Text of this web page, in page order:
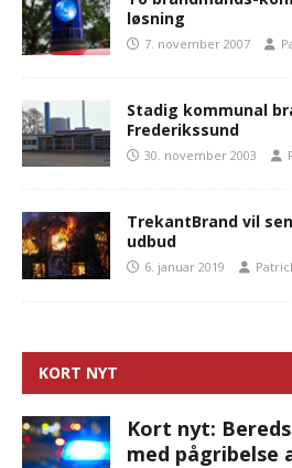
løsning
7. november 2007
Stadig kommunal
Frederikssund
30. november 2003
TrekantBrand vil
udbud
6. januar 2019
KORT NYT
Kort nyt:
med pågribelse